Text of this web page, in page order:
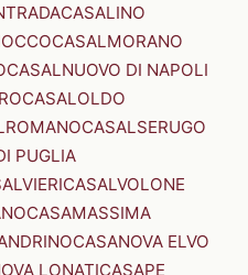
CASALINO
CASALMORANO
CASALNUOVO DI NAPOLI
CASALOLDO
CASALSERUGO
PUGLIA
CASALVOLONE
CASAMASSIMA
CASANOVA ELVO
LONATICASAPE